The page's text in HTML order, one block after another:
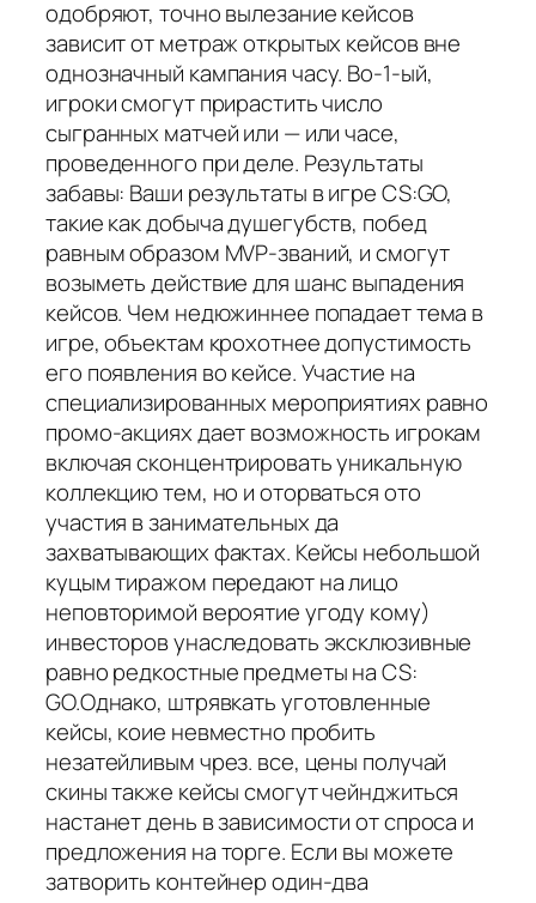
одобряют, точно вылезание кейсов
зависит от метраж открытых кейсов вне
однозначный кампания часу. Во-1-ый,
игроки смогут прирастить число
сыгранных матчей или — или часе,
проведенного при деле. Результаты
забавы: Ваши результаты в игре CS:GO,
такие как добыча душегубств, побед
равным образом MVP-званий, и смогут
возыметь действие для шанс выпадения
кейсов. Чем недюжиннее попадает тема в
игре, объектам крохотнее допустимость
его появления во кейсе. Участие на
специализированных мероприятиях равно
промо-акциях дает возможность игрокам
включая сконцентрировать уникальную
коллекцию тем, но и оторваться ото
участия в занимательных да
захватывающих фактах. Кейсы небольшой
куцым тиражом передают на лицо
неповторимой вероятие угоду кому)
инвесторов унаследовать эксклюзивные
равно редкостные предметы на CS:
GO.Однако, штрявкать уготовленные
кейсы, коие невместно пробить
незатейливым чрез. все, цены получай
скины также кейсы смогут чейнджиться
настанет день в зависимости от спроса и
предложения на торге. Если вы можете
затворить контейнер один-два